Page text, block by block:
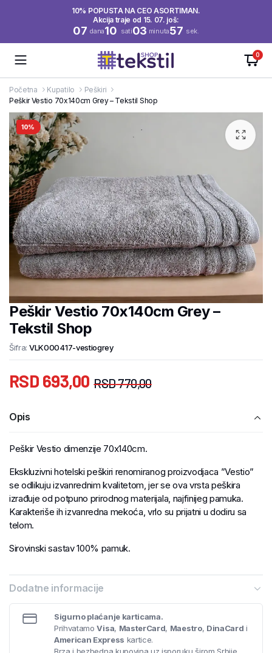
10% POPUSTA NA CEO ASORTIMAN.
Akcija traje od 15. 07. još:
07 dana10 sati03 minuta57 sek.
0
Početna Kupatilo
Peškiri
Peškir Vestio 70x140cm Grey – Tekstil Shop
10%
Peškir Vestio 70x140cm Grey –
Tekstil Shop
Šifra: VLK000417-vestiogrey
RSD770,00
RSD 693,00
Opis
Peškir Vestio dimenzije 70x140cm.
Ekskluzivni hotelski peškiri renomiranog proizvodjaca ”Vestio”
se odlikuju izvanrednim kvalitetom, jer se ova vrsta peškira
izrađuje od potpuno prirodnog materijala, najfinijeg pamuka.
Karakteriše ih izvanredna mekoća, vrlo su prijatni u dodiru sa
telom.
Sirovinski sastav 100% pamuk.
Dodatne informacije
Sigurno plaćanje karticama.
PrihvatamoVisa, MasterCard, Maestro, DinaCard i
American Express kartice.
Brza i bezbedna kupovina uz isporuku širom Srbije.